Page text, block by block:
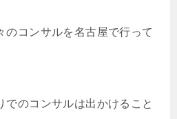
のコンサルを名古屋で行って
でのコンサルは出かけること